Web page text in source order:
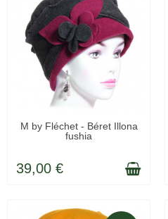
EN STOCK
M by Fléchet - Béret Illona
fushia
39,00 €